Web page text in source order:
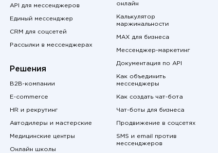
API для мессенджеров
Единый мессенджер
CRM для соцсетей
Рассылки в мессенджерах
Решения
B2B-компании
E-commerce
HR и рекрутинг
Автодилеры и мастерские
Медицинские центры
Онлайн школы
онлайн
Калькулятор
маржинальности
MAX для бизнеса
Мессенджер-маркетинг
Документация по API
Как объединить
мессенджеры
Как создать чат-бота
Чат-боты для бизнеса
Продвижение в соцсетях
SMS и email против
мессенджеров